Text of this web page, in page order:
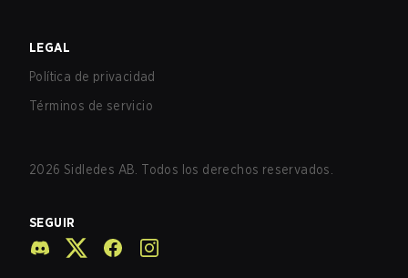
LEGAL
Política de privacidad
Términos de servicio
2026 Sidledes AB. Todos los derechos reservados.
SEGUIR